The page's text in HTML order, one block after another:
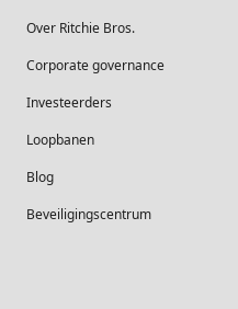
Over Ritchie Bros.
Corporate governance
Investeerders
Loopbanen
Blog
Beveiligingscentrum